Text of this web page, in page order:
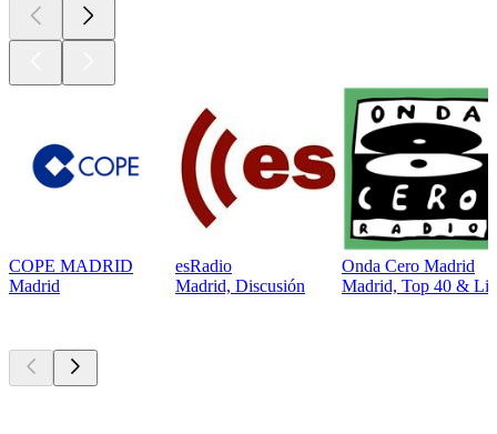
COPE MADRID
Madrid
esRadio
Madrid, Discusión
Onda Cero Madrid
Madrid, Top 40 &